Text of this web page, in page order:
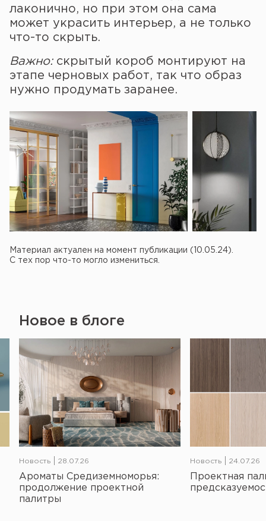
лаконично, но при этом она сама
может украсить интерьер, а не только
что-то скрыть.
Важно:скрытый короб монтируют на
этапе черновых работ, так что образ
нужно продумать заранее.
Материал актуален на момент публикации (10.05.24).
С тех пор что-то могло измениться.
Новое в блоге
Новость 28.07.26
Ароматы Средиземноморья:
продолжение проектной
палитры
Новость 24.07.26
Проектная